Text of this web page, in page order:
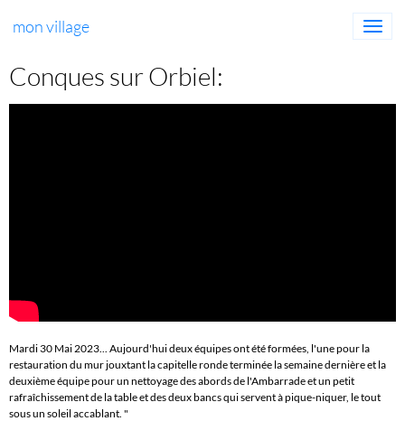
mon village
Conques sur Orbiel:
Mardi 30 Mai 2023... Aujourd'hui deux équipes ont été formées, l'une pour la
restauration du mur jouxtant la capitelle ronde terminée la semaine dernière et la
deuxième équipe pour un nettoyage des abords de l'Ambarrade et un petit
rafraîchissement de la table et des deux bancs qui servent à pique-niquer, le tout
sous un soleil accablant. "